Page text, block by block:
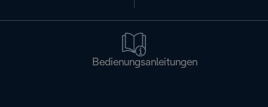
Bedienungsanleitungen